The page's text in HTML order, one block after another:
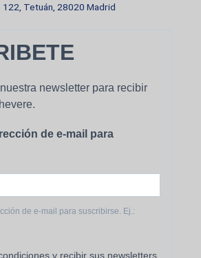
122, Tetuán, 28020 Madrid
newsletter para recibir
de e-mail para
de e-mail para suscribirse. Ej.:
y recibir sus newsletters.